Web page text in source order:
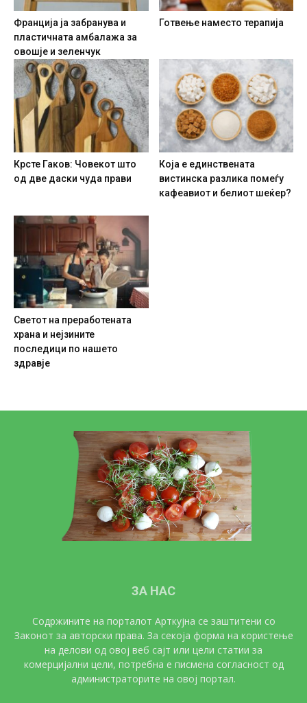
Франција ја забранува и
пластичната амбалажа за
овошје и зеленчук
Готвење наместо терапија
Крсте Гаков: Човекот што
од две даски чуда прави
Која е единствената
вистинска разлика помеѓу
кафеавиот и белиот шеќер?
Светот на преработената
храна и нејзините
последици по нашето
здравје
ЗА НАС
Содржините на порталот Арткујна се заштитени со
Законот за авторски права. За секоја форма на користење
на делови од овој веб сајт или цели статии за
комерцијални цели, потребна е писмена согласност од
администраторите на овој портал.